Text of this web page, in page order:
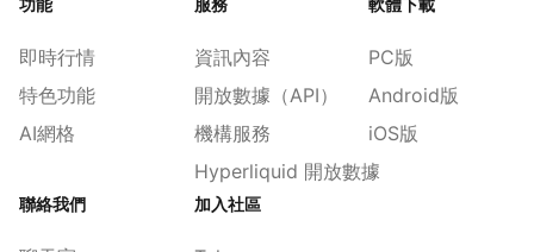
功能
即時行情
特色功能
AI網格
服務
資訊內容
開放數據（API）
機構服務
Hyperliquid 開放數據
軟體下載
PC版
Android版
iOS版
聯絡我們 加入社區